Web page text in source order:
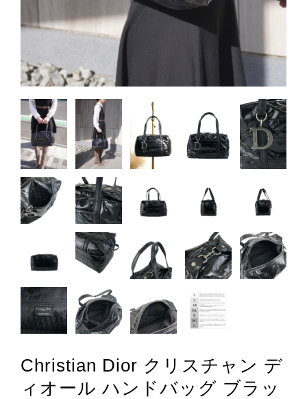
Christian Dior クリスチャン デ
ィオール ハンドバッグ ブラッ